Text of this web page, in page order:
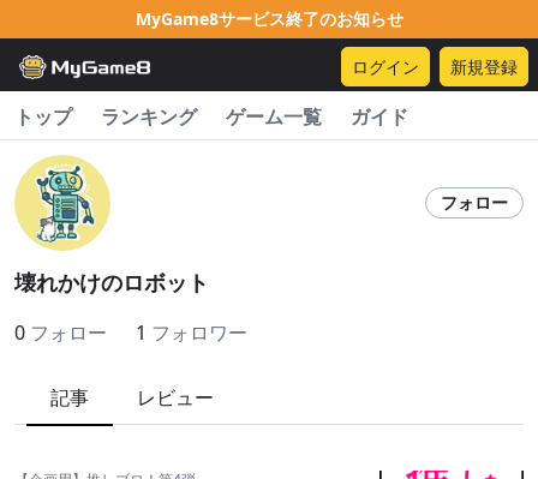
MyGame8サービス終了のお知らせ
ログイン 新規登録
トップ ランキング ゲーム一覧 ガイド
フォロー
壊れかけのロボット
0 フォロー 1 フォロワー
記事 レビュー